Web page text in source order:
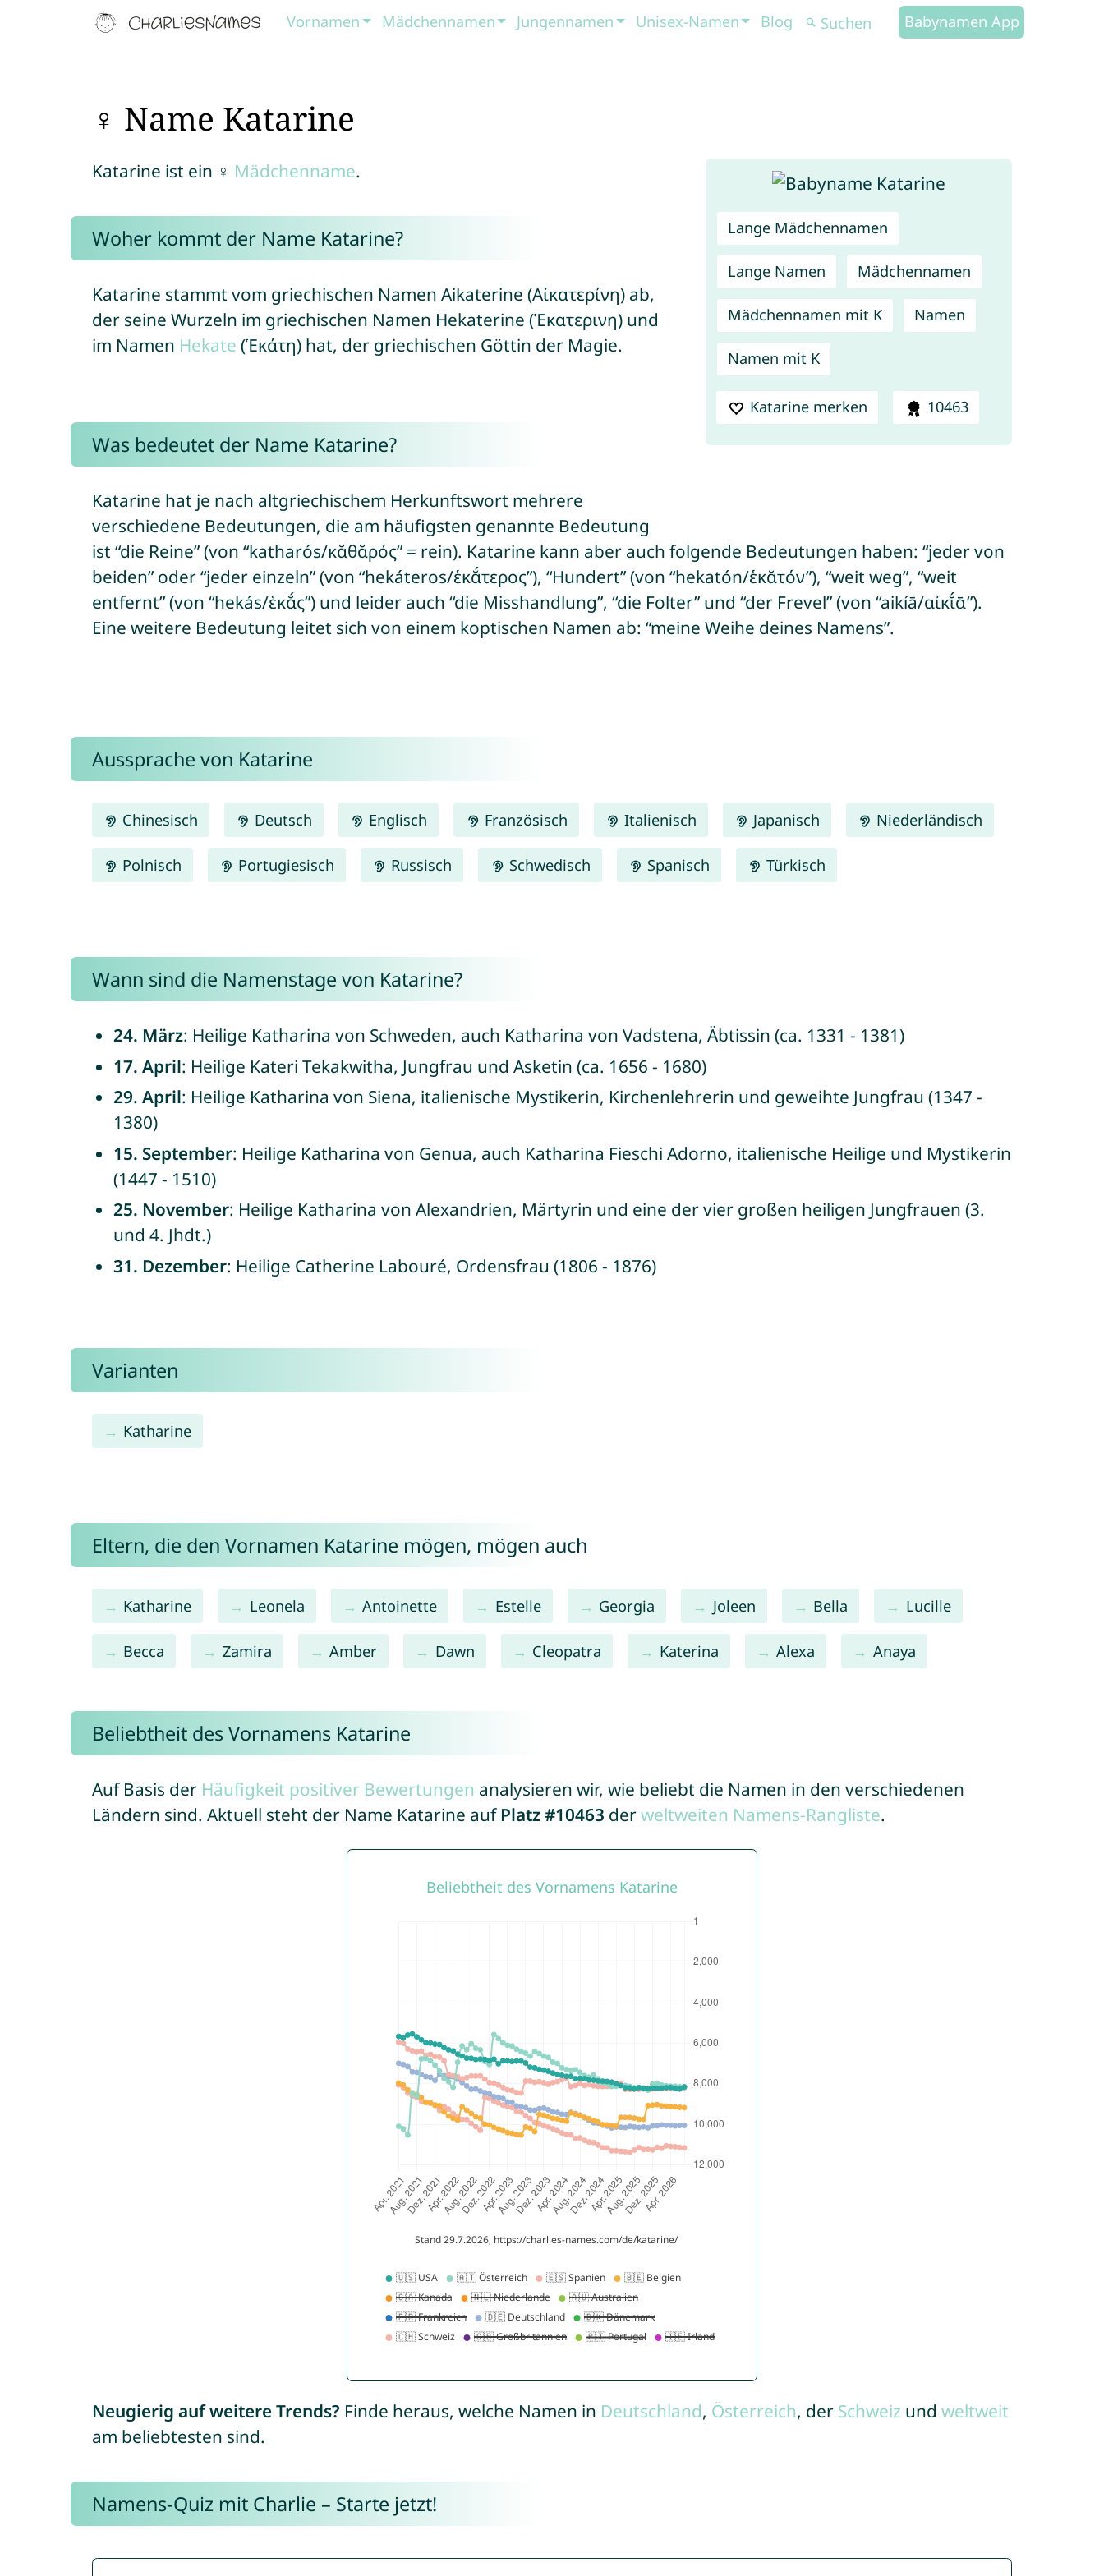
Vornamen Mädchennamen Jungennamen Unisex-Namen Blog Babynamen App
♀ Name Katarine
Lange Mädchennamen
Lange Namen Mädchennamen
Mädchennamen mit K Namen
Namen mit K
Katarine merken 10463
Katarine ist ein ♀ Mädchenname.
Woher kommt der Name Katarine?
Katarine stammt vom griechischen Namen Aikaterine (Αἰκατερίνη) ab,
der seine Wurzeln im griechischen Namen Hekaterine (Ἑκατερινη) und
im Namen Hekate (Ἑκάτη) hat, der griechischen Göttin der Magie.
Was bedeutet der Name Katarine?
Katarine hat je nach altgriechischem Herkunftswort mehrere
verschiedene Bedeutungen, die am häufigsten genannte Bedeutung
ist “die Reine” (von “katharós/κᾰθᾰρός” = rein). Katarine kann aber auch folgende Bedeutungen haben: “jeder von
beiden” oder “jeder einzeln” (von “hekáteros/ἑκᾰ́τερος”), “Hundert” (von “hekatón/ἑκᾰτόν”), “weit weg”, “weit
entfernt” (von “hekás/ἑκᾰ́ς”) und leider auch “die Misshandlung”, “die Folter” und “der Frevel” (von “aikíā/αἰκῐ́ᾱ”).
Eine weitere Bedeutung leitet sich von einem koptischen Namen ab: “meine Weihe deines Namens”.
Aussprache von Katarine
Chinesisch Deutsch Englisch Französisch Italienisch Japanisch Niederländisch
Polnisch Portugiesisch Russisch Schwedisch Spanisch Türkisch
Wann sind die Namenstage von Katarine?
24. März: Heilige Katharina von Schweden, auch Katharina von Vadstena, Äbtissin (ca. 1331 - 1381)
17. April: Heilige Kateri Tekakwitha, Jungfrau und Asketin (ca. 1656 - 1680)
29. April: Heilige Katharina von Siena, italienische Mystikerin, Kirchenlehrerin und geweihte Jungfrau (1347 -
1380)
15. September: Heilige Katharina von Genua, auch Katharina Fieschi Adorno, italienische Heilige und Mystikerin
(1447 - 1510)
25. November: Heilige Katharina von Alexandrien, Märtyrin und eine der vier großen heiligen Jungfrauen (3.
und 4. Jhdt.)
31. Dezember: Heilige Catherine Labouré, Ordensfrau (1806 - 1876)
Varianten
Katharine
Eltern, die den Vornamen Katarine mögen, mögen auch
Katharine Leonela Antoinette Estelle Georgia Joleen Bella Lucille
Becca Zamira Amber Dawn Cleopatra Katerina Alexa Anaya
Beliebtheit des Vornamens Katarine
Auf Basis der Häufigkeit positiver Bewertungen analysieren wir, wie beliebt die Namen in den verschiedenen
Ländern sind. Aktuell steht der Name Katarine auf Platz #10463 derweltweiten Namens-Rangliste.
Neugierig auf weitere Trends? Finde heraus, welche Namen in Deutschland, Österreich, der Schweiz und weltweit
am beliebtesten sind.
Namens-Quiz mit Charlie – Starte jetzt!